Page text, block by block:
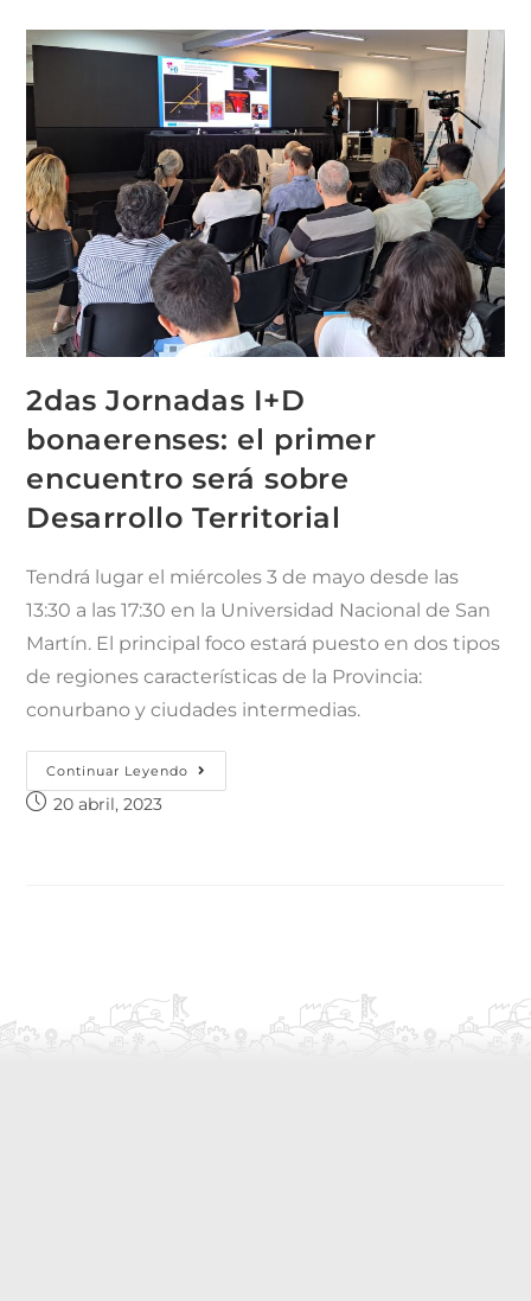
2das Jornadas I+D
bonaerenses: el primer
encuentro será sobre
Desarrollo Territorial
Tendrá lugar el miércoles 3 de mayo desde las
13:30 a las 17:30 en la Universidad Nacional de San
Martín. El principal foco estará puesto en dos tipos
de regiones características de la Provincia:
conurbano y ciudades intermedias.
Continuar Leyendo
20 abril, 2023